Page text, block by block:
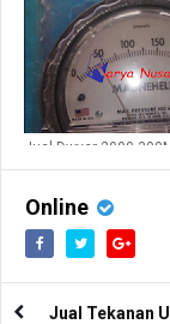
Jual Dwyer 2000-
Online
Jual Tekanan